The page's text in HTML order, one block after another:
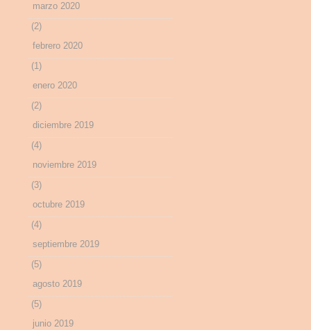
marzo 2020
(2)
febrero 2020
(1)
enero 2020
(2)
diciembre 2019
(4)
noviembre 2019
(3)
octubre 2019
(4)
septiembre 2019
(5)
agosto 2019
(5)
junio 2019